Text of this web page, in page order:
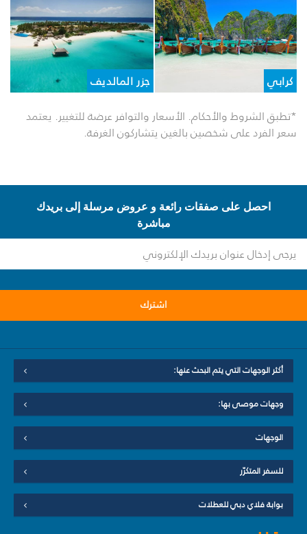
كرابي جزر المالديف
*تطبق الشروط والأحكام. الأسعار والتوافر عرضة للتغيير. يعتمد
سعر الفرد على شخصين بالغين يتشاركون الغرفة.
احصل على صفقات رائعة و عروض مرسلة إلى بريدك
مباشرة
اشترك
أكثر الوجهات التي يتم البحث عنها:
وجهات موصى بها:
الوجهات
للسفر المتكرّر
بوابة فلاي دبي للعطلات